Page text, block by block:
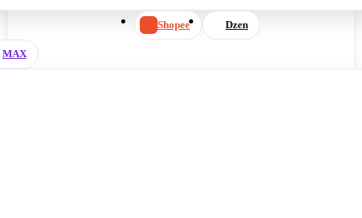
Shopee Dzen
MAX